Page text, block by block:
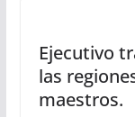
Ejecutivo
las
maestros.